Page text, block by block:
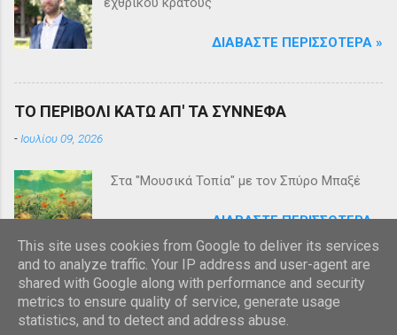
ΔΙΑΒΆΣΤΕ ΠΕΡΙΣΣΌΤΕΡΑ »
ΤΟ ΠΕΡΙΒΟΛΙ ΚΑΤΩ ΑΠ' ΤΑ ΣΥΝΝΕΦΑ
- Ιουλίου 09, 2026
Στα "Μουσικά Τοπία" με τον Σπύρο Μπαξέ
ΔΙΑΒΆΣΤΕ ΠΕΡΙΣΣΌΤΕΡΑ »
This site uses cookies from Google to deliver its services
and to analyze traffic. Your IP address and user-agent are
shared with Google along with performance and security
metrics to ensure quality of service, generate usage
statistics, and to detect and address abuse.